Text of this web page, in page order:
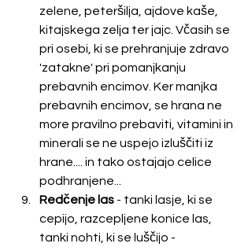
zelene, peteršilja, ajdove kaše,
kitajskega zelja ter jajc. Včasih se
pri osebi, ki se prehranjuje zdravo
'zatakne' pri pomanjkanju
prebavnih encimov. Ker manjka
prebavnih encimov, se hrana ne
more pravilno prebaviti, vitamini in
minerali se ne uspejo izluščiti iz
hrane.... in tako ostajajo celice
podhranjene...
Redčenje las - tanki lasje, ki se
cepijo, razcepljene konice las,
tanki nohti, ki se luščijo -